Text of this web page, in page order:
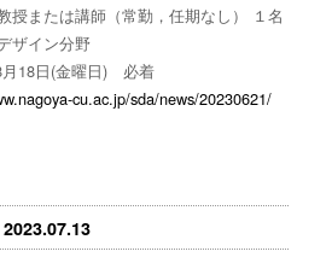
授または講師（常勤，任期なし） １名
ザイン分野
月18日(金曜日) 必着
cu.ac.jp/sda/news/20230621/